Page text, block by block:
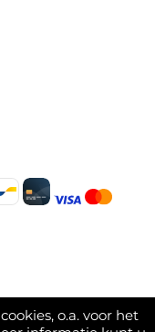
o.a. voor het